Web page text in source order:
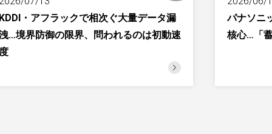
・アフラックで相次ぐ大量データ漏
…境界防御の限界、問われるのは初動速
パナソニ
核心…「